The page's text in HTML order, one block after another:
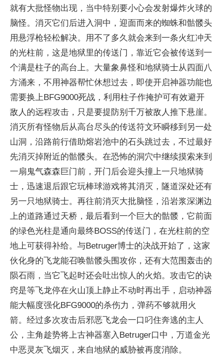
就有大批怪物出现，当中特别要小心会发射爆炸火球的
脑怪。消灭它们后进入洞中，迎面而来的蜘蛛和骷髅头
用悬浮枪轻松解决。用不了多久就会来到一条火红冲天
的光柱前，这是地狱里的传送门，靠近它会被传送到一
个满是柱子的高台上。大量象鼻怪和地狱骑士从四面八
方涌来，不用神器帮忙休想过去，即使开启神器功能也
需要换上BFG9000死战，利用柱子作掩护可有效避开
敌人的远程攻击，只是要提防别千万被敌人推下悬崖。
消灭所有怪物后从高台尽头的传送符文环瞬移到另一处
山洞，沿路前行借助熔岩池中的石头跳过去，不过最好
先消灭掉附近的骷髅头。在恐怖的洞穴中继续摸索来到
一扇鬼气森森巨门前，开门后会迎头撞上一只地狱骑
士，迅速退后跟它玩棒球游戏将其消灭，隧道深处还有
另一只地狱骑士。再往前消灭大批脑怪，沿岩浆深渊边
上的道路通过天桥，最后看到一个巨大的骷髅，它前面
的绿色光柱是通向最终BOSS的传送门，在光柱前的空
地上可获得补给。与Betruger博士的决战开始了，这家
伙化身的飞龙能召唤骷髅头围攻你，还有大范围轰击的
陨石雨，当它飞起时还会吐出惊人的火焰。攻击它的诀
窍是等飞龙停在火山顶上静止不动时再出手，启动神器
能大幅度强化BFG9000的杀伤力，弹药不够就用火
箭。经过多次攻击后邪恶飞龙会一口叼住奔逃的主人
公，主角趁势将上古神器塞入Betruger口中，万道金光
中恶灵灰飞烟灭，来自地狱的威胁被再度消除。